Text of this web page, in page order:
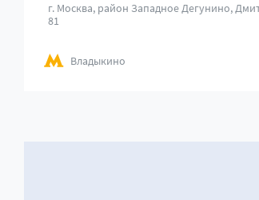
г. Москва, район Западное Дегунино,
81
Владыкино